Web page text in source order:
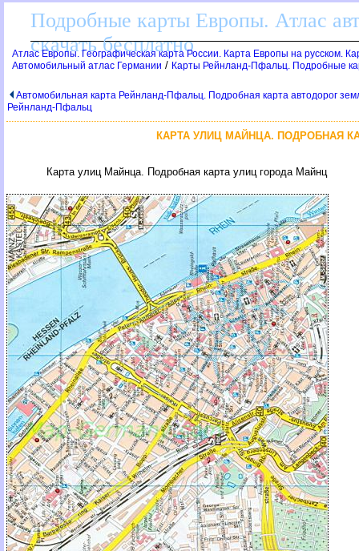
Подробные карты Европы. Атлас
скачать бесплатно
Атлас Европы. Географическая карта России. Карта Европы на русском.
Автомобильный атлас Германии / Карты Рейнланд-Пфальц. Подробные
Автомобильная карта Рейнланд-Пфальц. Подробная карта автодорог
Рейнланд-Пфальц
КАРТА УЛИЦ МАЙНЦА. ПОДРОБНАЯ
Карта улиц Майнца. Подробная карта улиц города Майнц